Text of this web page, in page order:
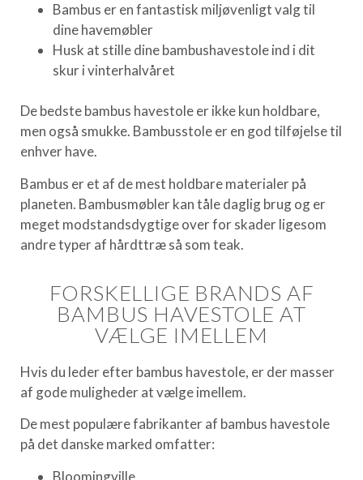
Bambus er en fantastisk miljøvenligt valg til
dine havemøbler
Husk at stille dine bambushavestole ind i dit
skur i vinterhalvåret
De bedste bambus havestole er ikke kun holdbare,
men også smukke. Bambusstole er en god tilføjelse til
enhver have.
Bambus er et af de mest holdbare materialer på
planeten. Bambusmøbler kan tåle daglig brug og er
meget modstandsdygtige over for skader ligesom
andre typer af hårdttræ så som teak.
FORSKELLIGE BRANDS AF
BAMBUS HAVESTOLE AT
VÆLGE IMELLEM
Hvis du leder efter bambus havestole, er der masser
af gode muligheder at vælge imellem.
De mest populære fabrikanter af bambus havestole
på det danske marked omfatter:
Bloomingville